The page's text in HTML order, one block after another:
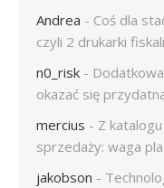
Andrea - Coś dla
czyli 2 drukarki
n0_risk -
okazać się
mercius - Z
sprzedaży: waga
jakobson -